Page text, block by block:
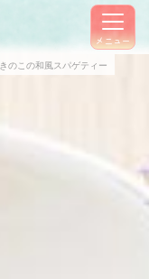
メニュー
きのこの和風スパゲティー